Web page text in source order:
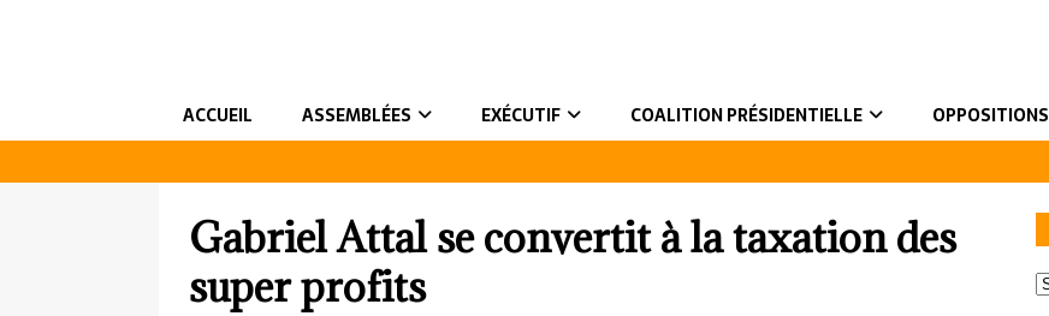
ACCUEIL ASSEMBLÉES EXÉCUTIF COALITION PRÉSIDENTIELLE OPPOSITIONS
Gabriel Attal se convertit à la taxation des
super profits